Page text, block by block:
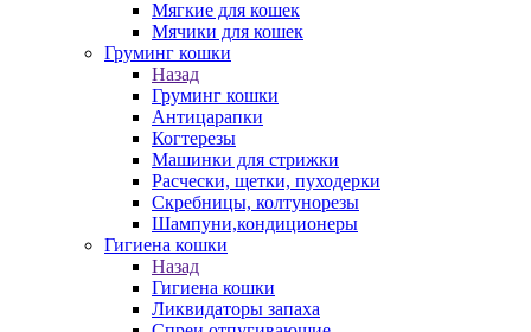
Мягкие для кошек
Мячики для кошек
Груминг кошки
Назад
Груминг кошки
Антицарапки
Когтерезы
Машинки для стрижки
Расчески, щетки, пуходерки
Скребницы, колтунорезы
Шампуни,кондиционеры
Гигиена кошки
Назад
Гигиена кошки
Ликвидаторы запаха